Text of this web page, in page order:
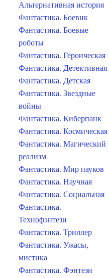
Альтернативная история
Фантастика. Боевик
Фантастика. Боевые
роботы
Фантастика. Героическая
Фантастика. Детективная
Фантастика. Детская
Фантастика. Звездные
войны
Фантастика. Киберпанк
Фантастика. Космическая
Фантастика. Магический
реализм
Фантастика. Мир пауков
Фантастика. Научная
Фантастика. Социальная
Фантастика.
Технофэнтези
Фантастика. Триллер
Фантастика. Ужасы,
мистика
Фантастика. Фэнтези